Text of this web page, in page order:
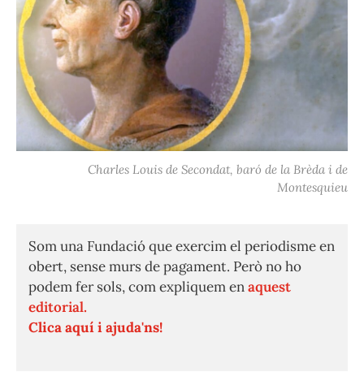
Charles Louis de Secondat, baró de la Brèda i de
Montesquieu
Som una Fundació que exercim el periodisme en
obert, sense murs de pagament. Però no ho
podem fer sols, com expliquem enaquest
editorial.
Clica aquí i ajuda'ns!